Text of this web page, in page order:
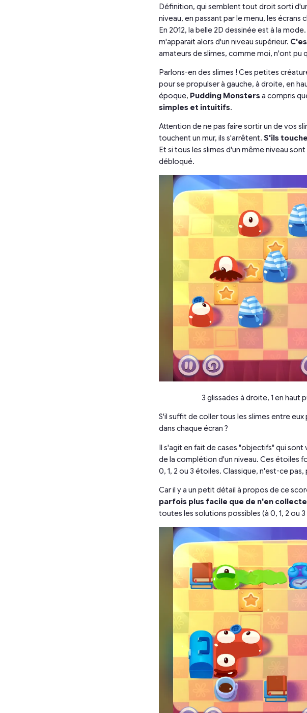
Définition, qui semblent tout droit sorti
niveau, en passant par le menu, les
En 2012, la belle 2D dessinée est à la
m'apparait alors d'un niveau supérieur.
amateurs de slimes, comme moi, n'ont pu
Parlons-en des slimes ! Ces petites
pour se propulser à gauche, à droite, en
époque, Pudding Monstersa compris
simples et intuitifs.
Attention de ne pas faire sortir un de vos
touchent un mur, ils s'arrêtent. S'ils
Et si tous les slimes d'un même niveau
débloqué.
3 glissades à droite, 1 en haut
S'il suffit de coller tous les slimes entre
dans chaque écran ?
Il s'agit en fait de cases "objectifs" qui
de la complétion d'un niveau. Ces étoiles
0, 1, 2 ou 3 étoiles. Classique, n'est-ce
Car il y a un petit détail à propos de ce
parfois plus facile que de n'en
toutes les solutions possibles (à 0, 1, 2 ou